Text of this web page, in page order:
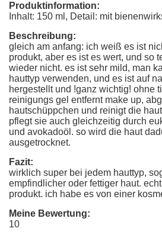
Produktinformation:
Inhalt: 150 ml, Detail: mit
Beschreibung:
gleich am anfang: ich weiß es ist
produkt, aber es ist es wert, und so
wieder nicht. es ist sehr mild, man
hauttyp verwenden, und es ist auf
hergestellt und !ganz wichtig! ohne
reinigungs gel entfernt make up,
hautschüppchen und reinigt die
pflegt sie auch gleichzeitig durch
und avokadoöl. so wird die haut
ausgetrocknet.
Fazit:
wirklich super bei jedem hauttyp,
empfindlicher oder fettiger haut.
produkt. ich habe es von einer
Meine Bewertung:
10